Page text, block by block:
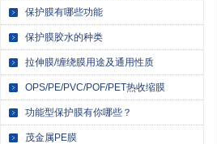
保护膜有哪些功能
保护膜胶水的种类
拉伸膜/缠绕膜用途及通用性质
OPS/PE/PVC/POF/PET热收缩膜
功能型保护膜有你哪些？
茂金属PE膜